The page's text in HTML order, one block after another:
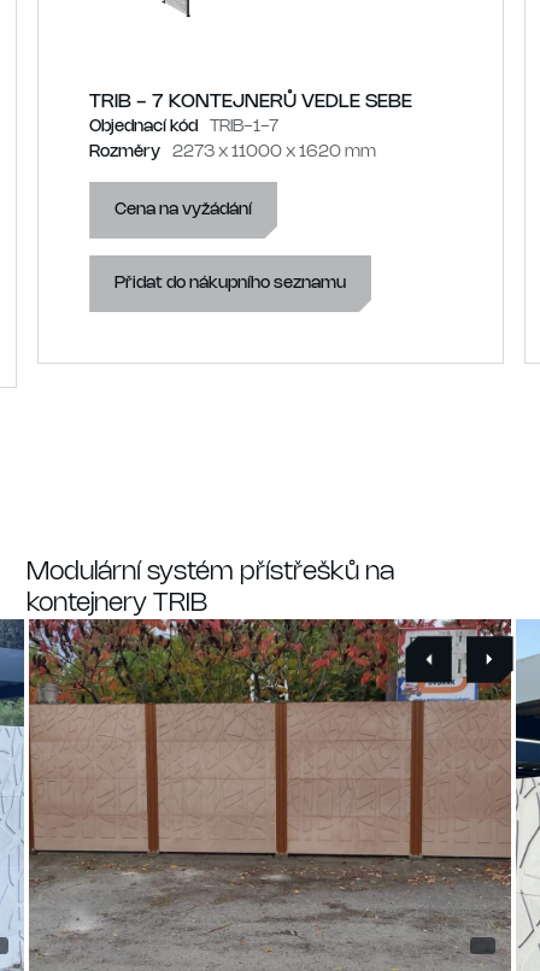
TRIB - 7 KONTEJNERŮ VEDLE SEBE
Objednací kód
TRIB-1-7
Rozměry
2273 x 11000 x 1620 mm
Cena na vyžádání
Přidat do nákupního seznamu
Modulární systém přístřešků na
kontejnery TRIB